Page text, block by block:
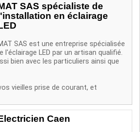
SAS spécialiste de
l'installation en éclairage
SAS est une entreprise spécialisée
l'éclairage LED par un artisan qualifié.
bien avec les particuliers ainsi que
vieilles prise de courant, et
Caen